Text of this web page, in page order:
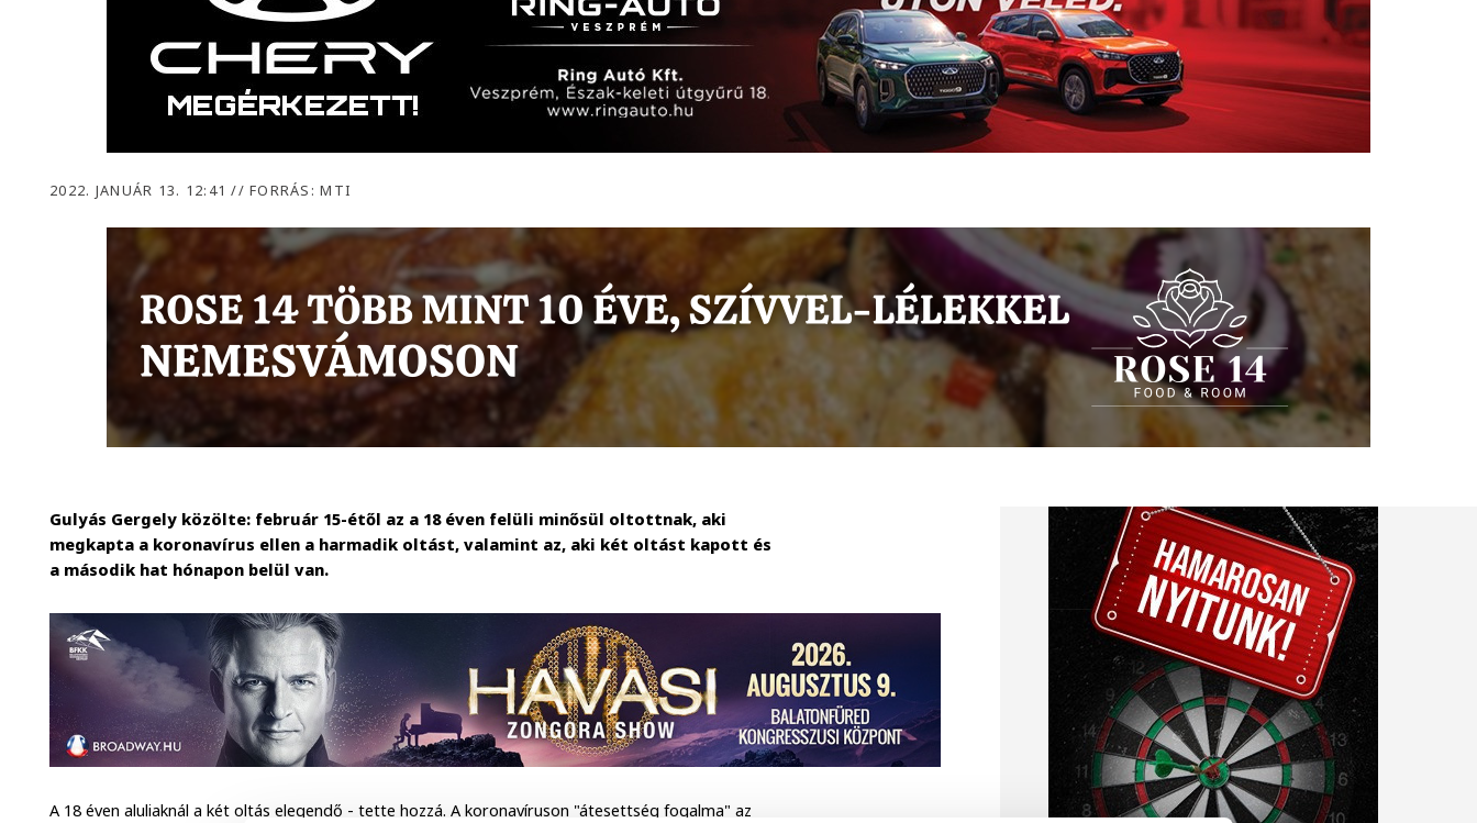
2022. JANUÁR 13. 12:41// FORRÁS: MTI
Gulyás Gergely közölte: február 15-étől az a 18 éven felüli minősül oltottnak, aki
megkapta a koronavírus ellen a harmadik oltást, valamint az, aki két oltást kapott és
a második hat hónapon belül van.
A 18 éven aluliaknál a két oltás elegendő - tette hozzá. A koronavíruson "átesettség fogalma" az